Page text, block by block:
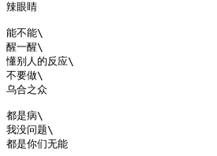
辣眼睛
能不能\
醒一醒\
懂别人的反应\
不要做\
乌合之众
都是病\
我没问题\
都是你们无能